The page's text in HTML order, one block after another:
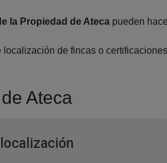
la Propiedad de Ateca pueden
de fincas o
Ateca
Ventana nueva